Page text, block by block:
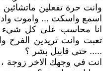
وانت حرة تفعلين
اسمع واسكت ... واموت
انا محاسب على كل شيء
تعبت وانت تريدين الفرح
..... حتى قابيل بشر ؟
انت في وجهك الاخر زوجة ،